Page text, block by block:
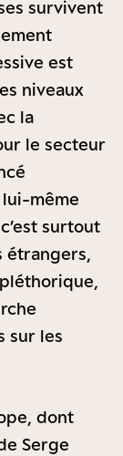
survivent
est
niveaux
la
le secteur
même
surtout
étrangers,
sur les
dont
Serge